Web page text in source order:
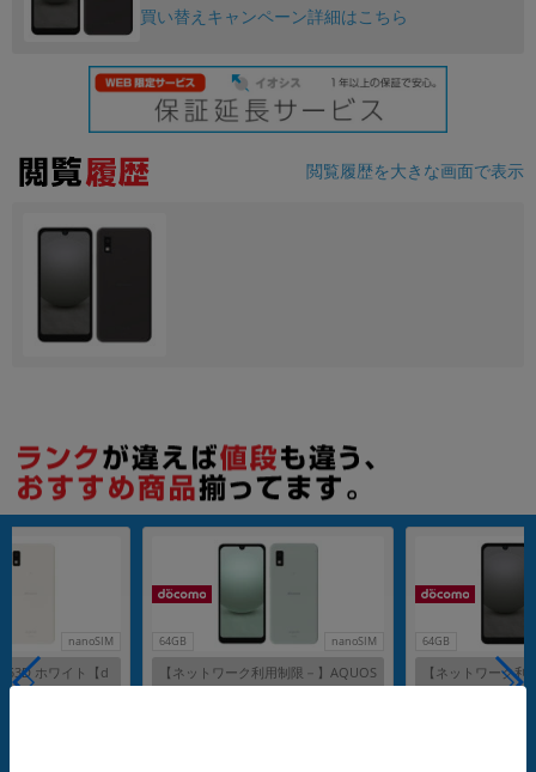
買い替えキャンペーン詳細はこちら
閲覧履歴を大きな画面で表示
nanoSIM
53D ホワイト【d
】
64GB nanoSIM
【ネットワーク利用制限－】AQUOS
64GB
【ネットワーク
wish3 SH-53D ブ